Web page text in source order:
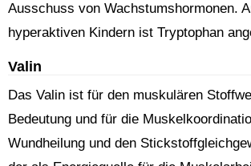
Ausschuss von Wachstumshormonen.
hyperaktiven Kindern ist Tryptophan
Valin
Das Valin ist für den muskulären
Bedeutung und für die
Wundheilung und den